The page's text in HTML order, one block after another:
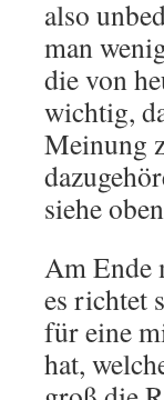
also
man
die von
wichtig,
Meinung
siehe
Am Ende
es richtet
für eine
hat,